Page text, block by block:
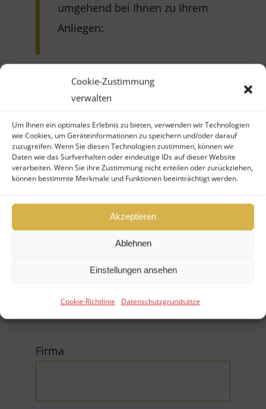
Cookie-Zustimmung
verwalten
Um Ihnen ein optimales Erlebnis zu bieten, verwenden wir Technologien
wie Cookies, um Geräteinformationen zu speichern und/oder darauf
zuzugreifen. Wenn Sie diesen Technologien zustimmen, können wir
Daten wie das Surfverhalten oder eindeutige IDs auf dieser Website
verarbeiten. Wenn Sie ihre Zustimmung nicht erteilen oder zurückziehen,
können bestimmte Merkmale und Funktionen beeinträchtigt werden.
Akzeptieren
Ablehnen
Einstellungen ansehen
Cookie-Richtlinie Datenschutzgrundsätze
umgehend bei Ihnen zu Ihrem
Anliegen:
Fonds verkaufen
Fonds kaufen
Ihr Vorname (*Pflichtfeld)
Firma